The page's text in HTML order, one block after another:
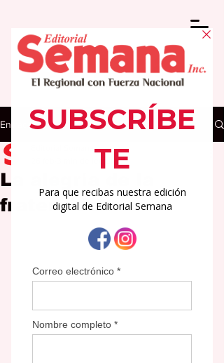
Entrada
La alegría de la
fraternidad